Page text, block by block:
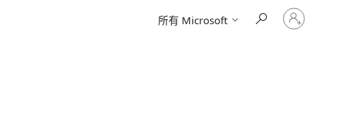
所有 Microsoft
请
登